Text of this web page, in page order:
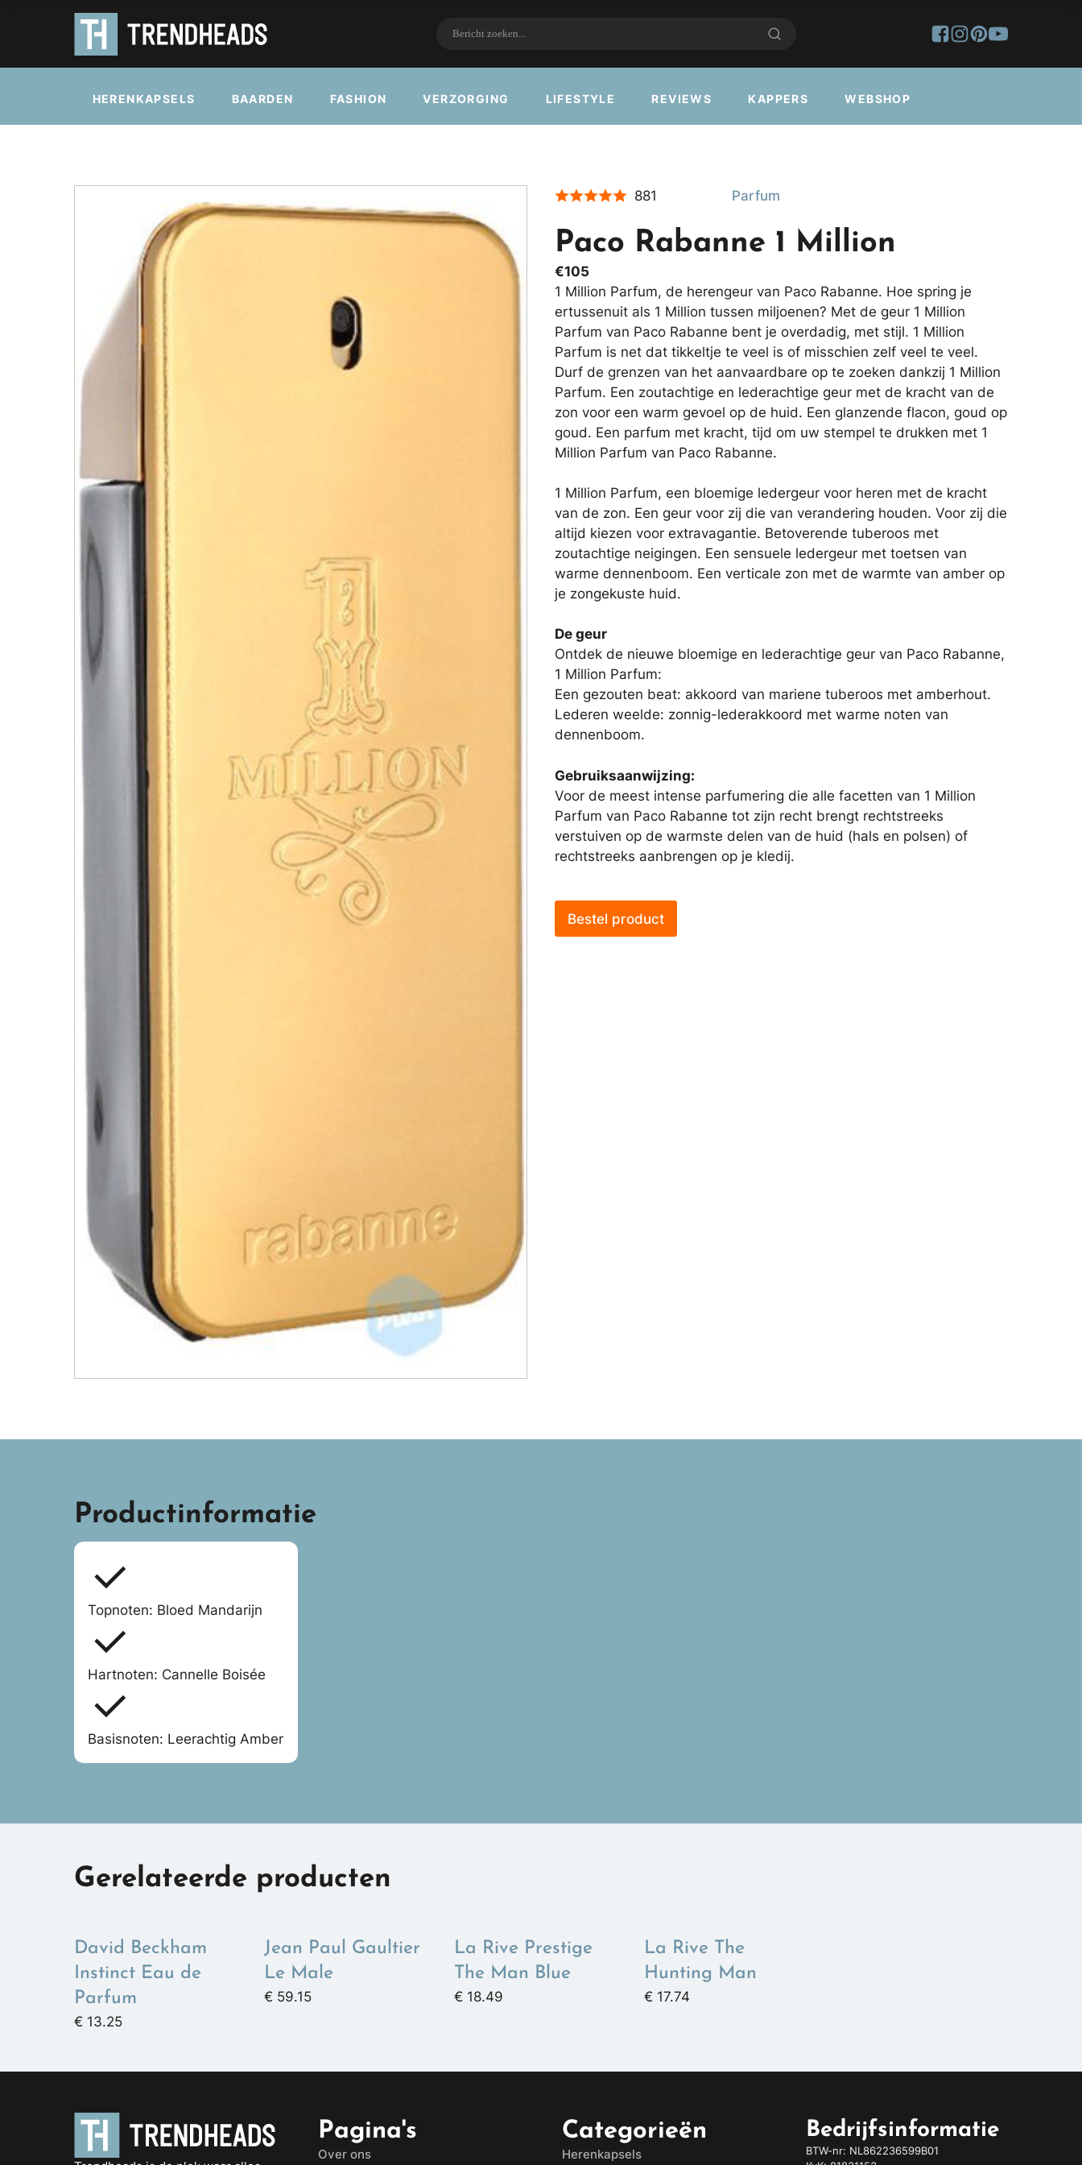
HERENKAPSELS BAARDEN FASHION VERZORGING LIFESTYLE REVIEWS KAPPERS WEBSHOP
881 Parfum
Paco Rabanne 1 Million
€105
1 Million Parfum, de herengeur van Paco Rabanne. Hoe spring je
ertussenuit als 1 Million tussen miljoenen? Met de geur 1 Million
Parfum van Paco Rabanne bent je overdadig, met stijl. 1 Million
Parfum is net dat tikkeltje te veel is of misschien zelf veel te veel.
Durf de grenzen van het aanvaardbare op te zoeken dankzij 1 Million
Parfum. Een zoutachtige en lederachtige geur met de kracht van de
zon voor een warm gevoel op de huid. Een glanzende flacon, goud op
goud. Een parfum met kracht, tijd om uw stempel te drukken met 1
Million Parfum van Paco Rabanne.
1 Million Parfum, een bloemige ledergeur voor heren met de kracht
van de zon. Een geur voor zij die van verandering houden. Voor zij die
altijd kiezen voor extravagantie. Betoverende tuberoos met
zoutachtige neigingen. Een sensuele ledergeur met toetsen van
warme dennenboom. Een verticale zon met de warmte van amber op
je zongekuste huid.
De geur
Ontdek de nieuwe bloemige en lederachtige geur van Paco Rabanne,
1 Million Parfum:
Een gezouten beat: akkoord van mariene tuberoos met amberhout.
Lederen weelde: zonnig-lederakkoord met warme noten van
dennenboom.
Gebruiksaanwijzing:
Voor de meest intense parfumering die alle facetten van 1 Million
Parfum van Paco Rabanne tot zijn recht brengt rechtstreeks
verstuiven op de warmste delen van de huid (hals en polsen) of
rechtstreeks aanbrengen op je kledij.
Bestel product
Productinformatie
Topnoten: Bloed Mandarijn
Hartnoten: Cannelle Boisée
Basisnoten: Leerachtig Amber
Gerelateerde producten
David Beckham
Instinct Eau de
Parfum
€ 13.25
Jean Paul Gaultier
Le Male
€ 59.15
La Rive Prestige
The Man Blue
€ 18.49
La Rive The
Hunting Man
€ 17.74
Pagina's
Over ons
Categorieën
Herenkapsels
Bedrijfsinformatie
BTW-nr: NL862236599B01